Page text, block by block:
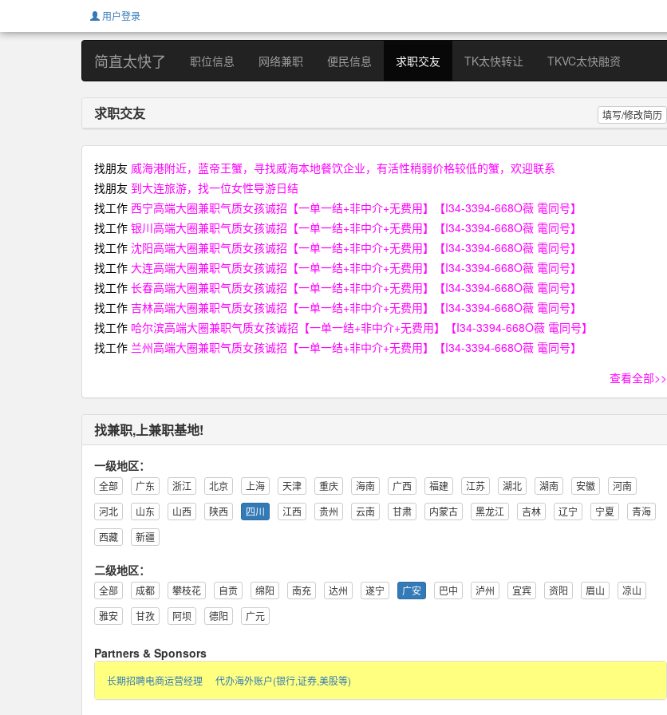
用户登录
简直太快了 职位信息 网络兼职 便民信息 求职交友 TK太快转让 TKVC太快融资
求职交友 填写/修改简历
找朋友 威海港附近，蓝帝王蟹，寻找威海本地餐饮企业，有活性稍弱价格较低的蟹，欢迎联系
找朋友 到大连旅游，找一位女性导游日结
找工作 西宁高端大圈兼职气质女孩诚招【一单一结+非中介+无费用】【I34-3394-668O薇 電同号】
找工作 银川高端大圈兼职气质女孩诚招【一单一结+非中介+无费用】【I34-3394-668O薇 電同号】
找工作 沈阳高端大圈兼职气质女孩诚招【一单一结+非中介+无费用】【I34-3394-668O薇 電同号】
找工作 大连高端大圈兼职气质女孩诚招【一单一结+非中介+无费用】【I34-3394-668O薇 電同号】
找工作 长春高端大圈兼职气质女孩诚招【一单一结+非中介+无费用】【I34-3394-668O薇 電同号】
找工作 吉林高端大圈兼职气质女孩诚招【一单一结+非中介+无费用】【I34-3394-668O薇 電同号】
找工作 哈尔滨高端大圈兼职气质女孩诚招【一单一结+非中介+无费用】【I34-3394-668O薇 電同号】
找工作 兰州高端大圈兼职气质女孩诚招【一单一结+非中介+无费用】【I34-3394-668O薇 電同号】
查看全部>>
找兼职,上兼职基地!
一级地区：
全部 广东 浙江 北京 上海 天津 重庆 海南 广西 福建 江苏 湖北 湖南 安徽
河南
河北
山东 山西 陕西 四川 江西 贵州 云南 甘肃 内蒙古 黑龙江 吉林 辽宁 宁夏
青海
西藏
新疆
二级地区：
全部 成都 攀枝花 自贡 绵阳 南充 达州 遂宁 广安 巴中 泸州 宜宾 资阳 眉山
凉山
雅安
甘孜 阿坝 德阳 广元
Partners & Sponsors
长期招聘电商运营经理 代办海外账户(银行,证券,美股等)